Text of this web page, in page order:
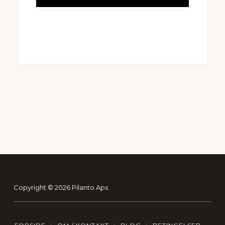
Footer
Copyright © 2026 Pilanto Aps